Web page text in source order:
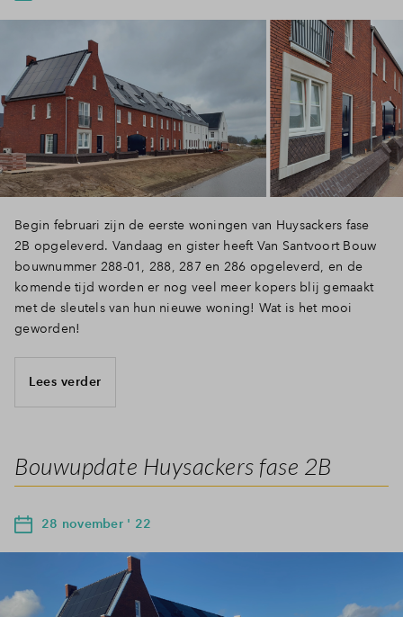
Begin februari zijn de eerste woningen van Huysackers fase
2B opgeleverd. Vandaag en gister heeft Van Santvoort Bouw
bouwnummer 288-01, 288, 287 en 286 opgeleverd, en de
komende tijd worden er nog veel meer kopers blij gemaakt
met de sleutels van hun nieuwe woning! Wat is het mooi
geworden!
Lees verder
Bouwupdate Huysackers fase 2B
28 november ' 22